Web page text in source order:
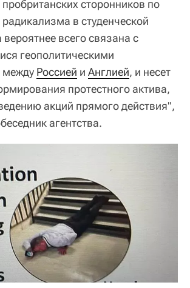
сторонников по
в студенческой
вероятнее всего связана с
геополитическими
Россией и Англией, и несет
протестного актива,
акций прямого действия",
агентства.